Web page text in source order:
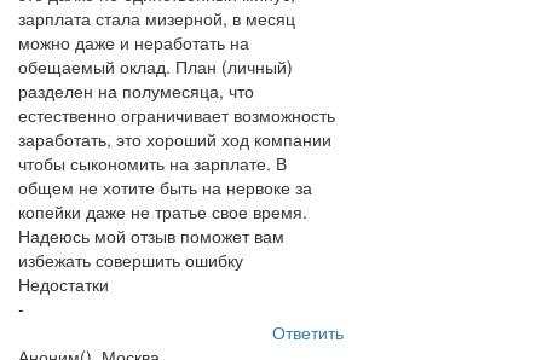
зарплата стала мизерной, в месяц
можно даже и неработать на
обещаемый оклад. План (личный)
разделен на полумесяца, что
естественно ограничивает возможность
заработать, это хороший ход компании
чтобы сыкономить на зарплате. В
общем не хотите быть на нервоке за
копейки даже не тратье свое время.
Надеюсь мой отзыв поможет вам
избежать совершить ошибку
Недостатки
-
Ответить